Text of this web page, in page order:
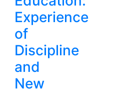
Experience
of
Discipline
and
New